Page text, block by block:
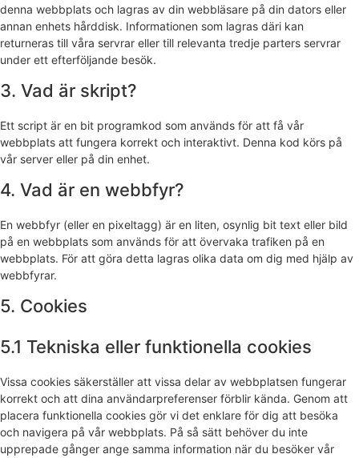
denna webbplats och lagras av din webbläsare på din dators eller
annan enhets hårddisk. Informationen som lagras däri kan
returneras till våra servrar eller till relevanta tredje parters servrar
under ett efterföljande besök.
3. Vad är skript?
Ett script är en bit programkod som används för att få vår
webbplats att fungera korrekt och interaktivt. Denna kod körs på
vår server eller på din enhet.
4. Vad är en webbfyr?
En webbfyr (eller en pixeltagg) är en liten, osynlig bit text eller bild
på en webbplats som används för att övervaka trafiken på en
webbplats. För att göra detta lagras olika data om dig med hjälp av
webbfyrar.
5. Cookies
5.1 Tekniska eller funktionella cookies
Vissa cookies säkerställer att vissa delar av webbplatsen fungerar
korrekt och att dina användarpreferenser förblir kända. Genom att
placera funktionella cookies gör vi det enklare för dig att besöka
och navigera på vår webbplats. På så sätt behöver du inte
upprepade gånger ange samma information när du besöker vår